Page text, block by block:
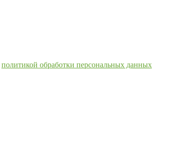
политикой обработки персональных данных